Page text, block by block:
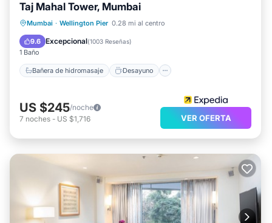
Taj Mahal Tower, Mumbai
Mumbai · Wellington Pier 0.28 mi al centro
9.6 Excepcional(1003 Reseñas)
1 Baño
Bañera de hidromasaje Desayuno
Bañera de hidromasaje
Desayuno
Aparcamiento
Piscina
US $245/noche
7 noches - US $1,716 VER OFERTA